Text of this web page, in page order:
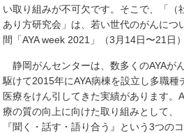
い取り組みが不可欠です。そこで、「（
あり方研究会」は、若い世代のがんにつ
間「AYA week 2021」（3月14日〜21日
静岡がんセンターは、数多くのAYAが
駆けて2015年にAYA病棟を設立し多職種
医療をけん引してきた実績があります。
療の質の向上に向けた取り組みとして、
『聞く・話す・語り合う』という3つの